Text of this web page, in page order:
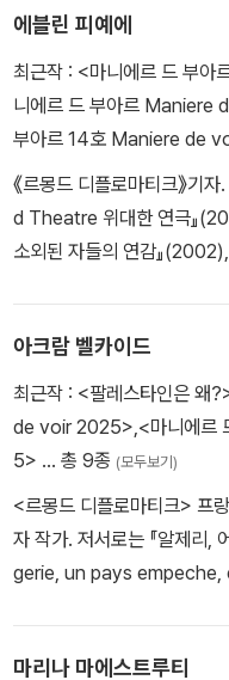
- 에블린 피에예
“9?11 테러가 발생한 후, 수
니아에서 발견된 추락 비행
었다는 사실을 강조했다. 부
기록을 듣도록 허용해 주었
못을 인정한 적이 없었다고
‘증거들’이 엄청나게 많기
“아랍 세계가 음모이론에 쉽
그 기원을 찾을 수 있다. 캐
강조하는 것처럼, 이슬람 세
각에 사로잡혀 있다.”
- 아크람 벨카이드
가서는 잘못된 신념), 지정
경제학자인 로베르 브와에
사학위를 취득하였다. 그는 현재 스피노자의 철학을 마르크스 이론에
접목시켜 소위 ‘정념의 구조
론적 틀을 수립하고자 전념하고 있다. 동시에 그는
계 금융 위기, 유럽 채무 위
있는 세계금융 구조분석의
대중매체에 큰 화제를 불러
금융 주권을 되찾아야 한다
의 급진적 발언은 최근 미국
자들”(사회 불평등에 대한
지하는 그룹)의 열광적인 지
분노하는 시민들이 광장에
여서 밤샘 토론하는 프랑
한 영향을 끼치고 있다. 그
와의 우호적 논쟁을 통하여,
에블린 피예에
최근작 : <마니에르 드 부
니에르 드 부아르 Maniere
부아르 14호 Maniere de
《르몽드 디플로마티크》기
d Theatre 위대한 연극』
소외된 자들의 연감』
아크람 벨카이드
최근작 : <팔레스타인은 왜
de voir 2025> <마니에르
5> … 총 9종 (모두보기)
<르몽드 디플로마티크> 프
자 작가. 저서로는 『알제리
gerie, un pays empeche,
마리나 마에스트루티